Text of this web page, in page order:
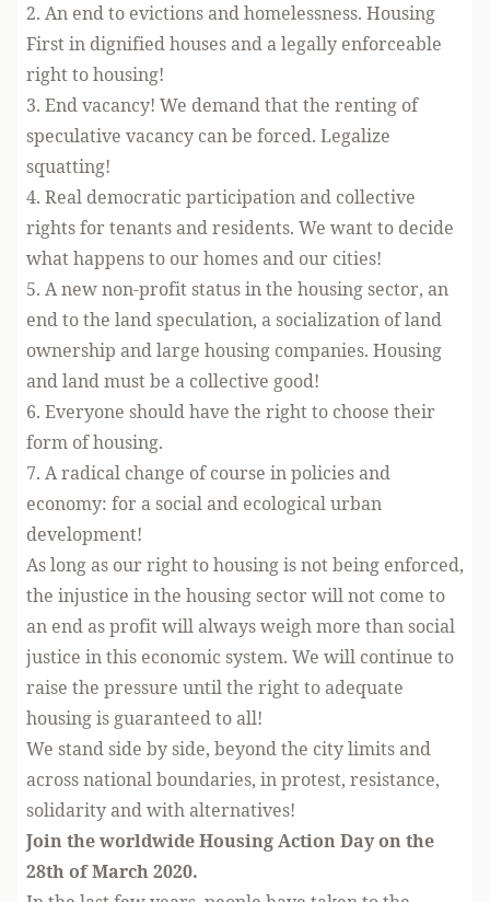
2. An end to evictions and homelessness. Housing
First in dignified houses and a legally enforceable
right to housing!
3. End vacancy! We demand that the renting of
speculative vacancy can be forced. Legalize
squatting!
4. Real democratic participation and collective
rights for tenants and residents. We want to decide
what happens to our homes and our cities!
5. A new non-profit status in the housing sector, an
end to the land speculation, a socialization of land
ownership and large housing companies. Housing
and land must be a collective good!
6. Everyone should have the right to choose their
form of housing.
7. A radical change of course in policies and
economy: for a social and ecological urban
development!
As long as our right to housing is not being enforced,
the injustice in the housing sector will not come to
an end as profit will always weigh more than social
justice in this economic system. We will continue to
raise the pressure until the right to adequate
housing is guaranteed to all!
We stand side by side, beyond the city limits and
across national boundaries, in protest, resistance,
solidarity and with alternatives!
Join the worldwide Housing Action Day on the
28th of March 2020.